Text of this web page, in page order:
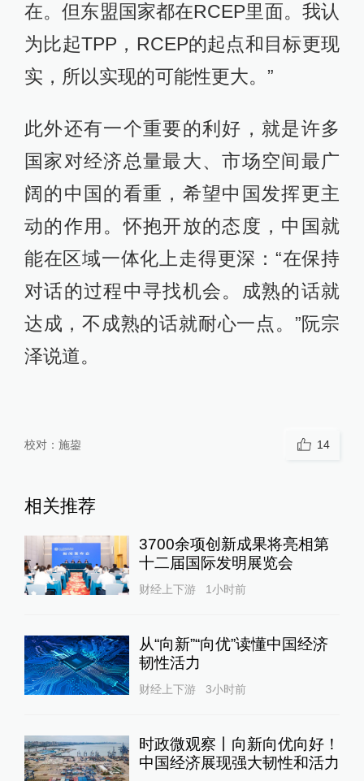
在。但东盟国家都在RCEP里面。我认
为比起TPP，RCEP的起点和目标更现
实，所以实现的可能性更大。”
此外还有一个重要的利好，就是许多
国家对经济总量最大、市场空间最广
阔的中国的看重，希望中国发挥更主
动的作用。怀抱开放的态度，中国就
能在区域一体化上走得更深：“在保持
对话的过程中寻找机会。成熟的话就
达成，不成熟的话就耐心一点。”阮宗
泽说道。
校对： 施鋆 14
相关推荐
3700余项创新成果将亮相第
十二届国际发明展览会
财经上下游 1小时前
从“向新”“向优”读懂中国经济
韧性活力
财经上下游 3小时前
时政微观察丨向新向优向好！
中国经济展现强大韧性和活力